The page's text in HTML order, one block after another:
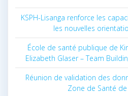
KSPH-Lisanga renforce les
les nouvelles
École de santé publique de
Elizabeth Glaser – Team
Réunion de validation des
Zone de Santé de